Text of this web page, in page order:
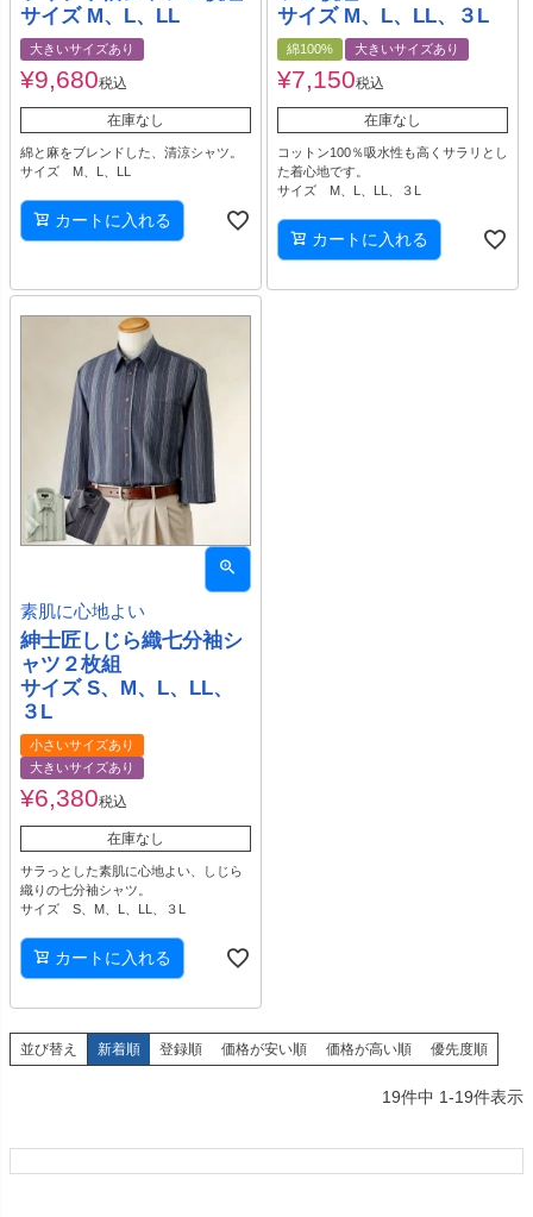
サイズ M、L、LL
大きいサイズあり
¥9,680税込
在庫なし
綿と麻をブレンドした、清涼シャツ。
サイズ M、L、LL
カートに入れる
サイズ M、L、LL、３L
綿100% 大きいサイズあり
¥7,150税込
在庫なし
コットン100％吸水性も高くサラリとし
た着心地です。
サイズ M、L、LL、３L
カートに入れる
素肌に心地よい
紳士匠しじら織七分袖シ
ャツ２枚組
サイズ S、M、L、LL、
３L
小さいサイズあり
大きいサイズあり
¥6,380税込
在庫なし
サラっとした素肌に心地よい、しじら
織りの七分袖シャツ。
サイズ S、M、L、LL、３L
カートに入れる
並び替え 新着順 登録順 価格が安い順 価格が高い順 優先度順
19件中 1-19件表示